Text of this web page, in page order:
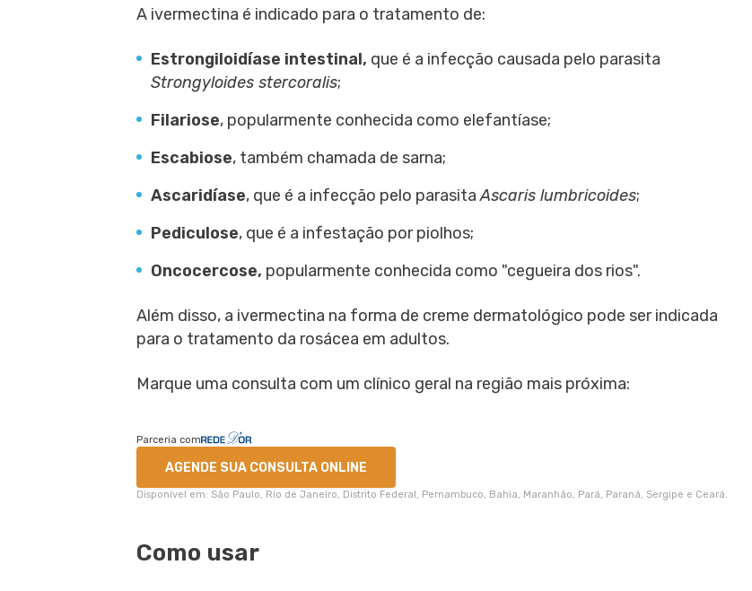
A ivermectina é indicado para o tratamento de:
Estrongiloidíase intestinal, que é a infecção causada pelo parasita
Strongyloides stercoralis;
Filariose, popularmente conhecida como elefantíase;
Escabiose, também chamada de sarna;
Ascaridíase, que é a infecção pelo parasitaAscaris lumbricoides;
Pediculose, que é a infestação por piolhos;
Oncocercose, popularmente conhecida como "cegueira dos rios".
Além disso, a ivermectina na forma de creme dermatológico pode ser indicada
para o tratamento da rosácea em adultos.
Marque uma consulta com um clínico geral na região mais próxima:
Parceria com
AGENDE SUA CONSULTA ONLINE
Disponível em: São Paulo, Rio de Janeiro, Distrito Federal, Pernambuco, Bahia, Maranhão, Pará, Paraná, Sergipe e Ceará.
Como usar